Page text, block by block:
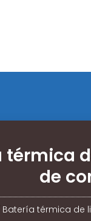
térmica
de
Batería térmica de